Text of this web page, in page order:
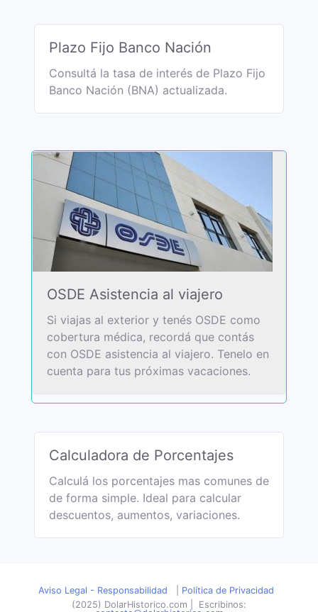
Plazo Fijo Banco Nación
Consultá la tasa de interés de Plazo Fijo
Banco Nación (BNA) actualizada.
OSDE Asistencia al viajero
Si viajas al exterior y tenés OSDE como
cobertura médica, recordá que contás
con OSDE asistencia al viajero. Tenelo en
cuenta para tus próximas vacaciones.
Calculadora de Porcentajes
Calculá los porcentajes mas comunes de
de forma simple. Ideal para calcular
descuentos, aumentos, variaciones.
Aviso Legal - Responsabilidad
Política de Privacidad
(2025) DolarHistorico.com
Escribinos: